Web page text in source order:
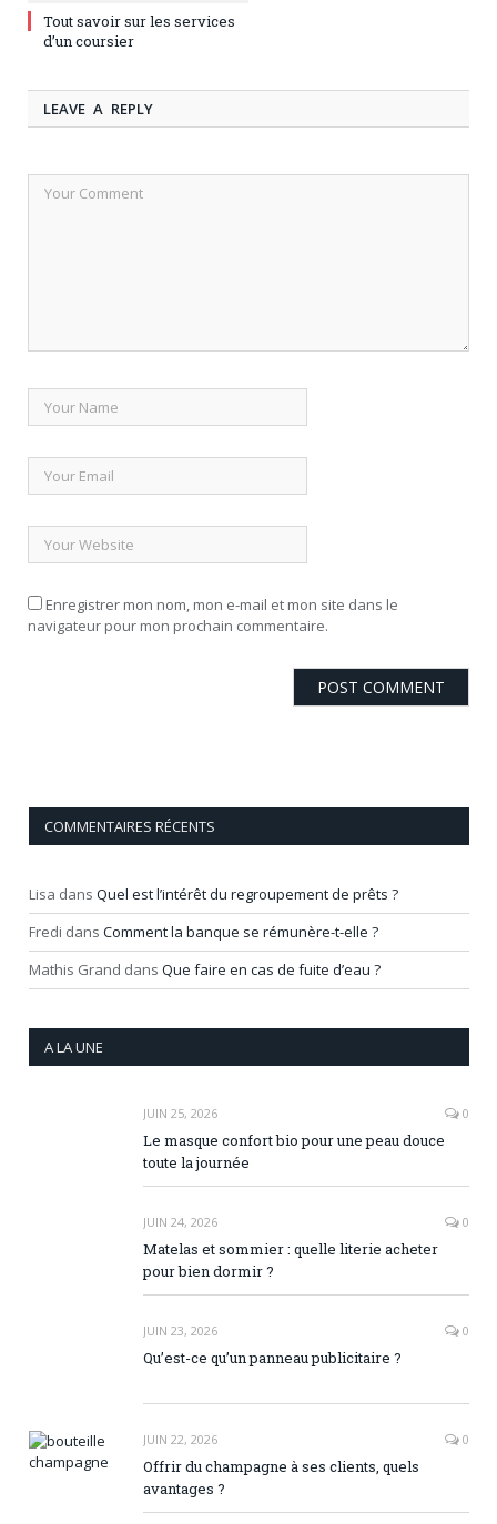
Tout savoir sur les services
d’un coursier
LEAVE A REPLY
Enregistrer mon nom, mon e-mail et mon site dans le
navigateur pour mon prochain commentaire.
COMMENTAIRES RÉCENTS
Lisa dans Quel est l’intérêt du regroupement de prêts ?
Fredi dans Comment la banque se rémunère-t-elle ?
Mathis Grand dans Que faire en cas de fuite d’eau ?
A LA UNE
JUIN 25, 2026 0
Le masque confort bio pour une peau douce
toute la journée
JUIN 24, 2026 0
Matelas et sommier : quelle literie acheter
pour bien dormir ?
JUIN 23, 2026 0
Qu’est-ce qu’un panneau publicitaire ?
JUIN 22, 2026 0
Offrir du champagne à ses clients, quels
avantages ?